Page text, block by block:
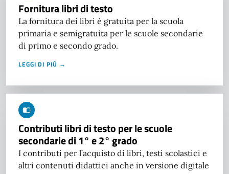
Fornitura libri di testo
La fornitura dei libri è gratuita per la scuola
primaria e semigratuita per le scuole secondarie
di primo e secondo grado.
LEGGI DI PIÙ →
Contributi libri di testo per le scuole
secondarie di 1° e 2° grado
I contributi per l’acquisto di libri, testi scolastici e
altri contenuti didattici anche in versione digitale